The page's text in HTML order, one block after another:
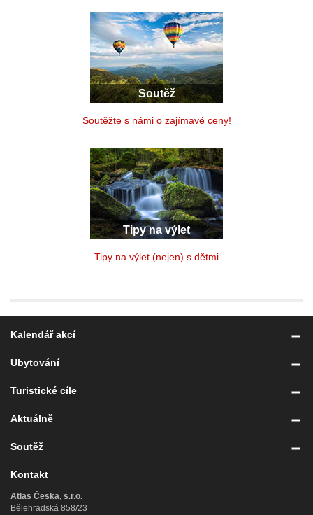
Soutěž
Soutěžte s námi o zajímavé ceny!
Tipy na výlet
Tipy na výlet (nejen) s dětmi
Kalendář akcí
Ubytování
Turistické cíle
Aktuálně
Soutěž
Kontakt
Atlas Česka, s.r.o.
Bělehradská 858/23